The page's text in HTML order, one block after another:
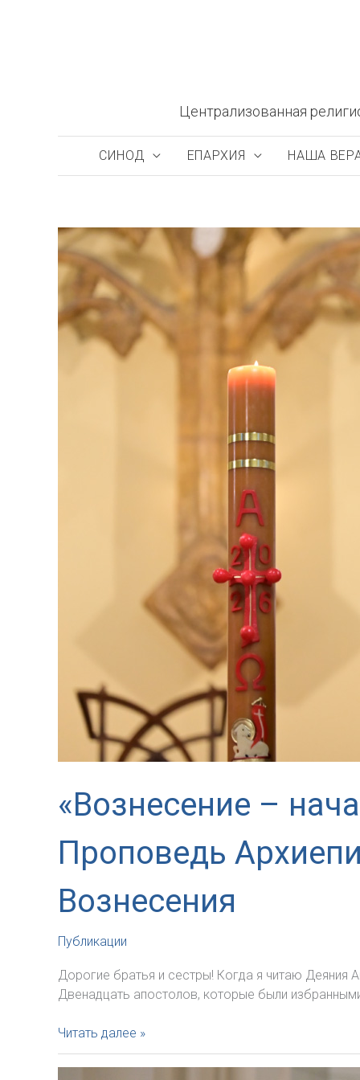
Централизованная
СИНОД ЕПАРХИЯ НАША
«Вознесение –
Проповедь
Вознесения
Публикации
Дорогие братья и сестры! Когда я читаю Деяния
Двенадцать апостолов, которые были
«Вознесение
–
начало
Читать далее »